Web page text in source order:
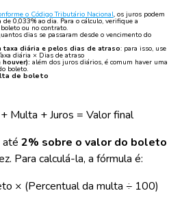
o Código Tributário Nacional, os juros podem
0,033% ao dia. Para o cálculo, verifique a
ou no contrato.
dias se passaram desde o vencimento do
diária e pelos dias de atraso: para isso, use
diária × Dias de atraso
além dos juros diários, é comum haver uma
boleto.
de boleto
Multa + Juros = Valor final
até 2% sobre o valor do boleto
Para calculá-la, a fórmula é:
× (Percentual da multa ÷ 100)